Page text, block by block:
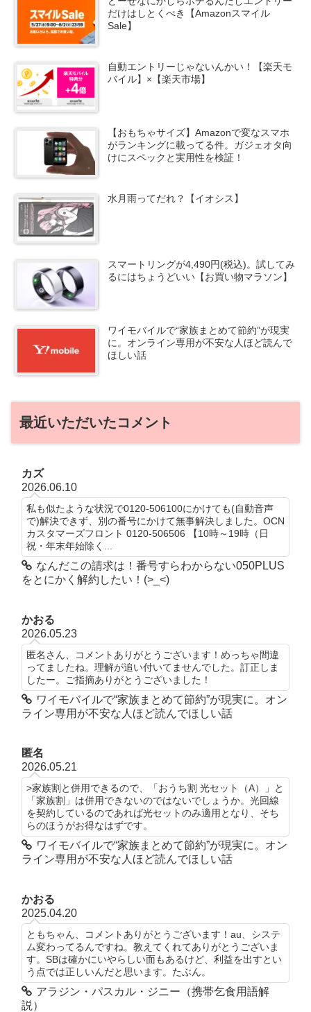
だけはしとくべき【Amazonスマイル
Sale】
自動エントリーじゃないんかい！【楽天モ
バイル】×【楽天市場】
【おもちゃサイズ】Amazonで変なスマホ
がランキングに載ってる件。ガジェオタ向
けにスペックと実用性を検証！
水月雨ってだれ？【イオシス】
スマートリングが4,490円(税込)。試してみ
るにはちょうどいい【お買い物マラソン】
ワイモバイルで“家族まとめて節約”が現実
に。オンライン専用が不安な人ほど読んで
ほしい話
最近いただいたコメント
カズ
2026.06.10
私も似たような状況で0120-506100にかけても(自動音声
で)解決できず、別の番号にかけて無事解決しました。OCN
カスタマーズフロント 0120-506506 【10時～19時（日
祝・年末年始除く...
なんだこの請求は！番号すらわからない050PLUS
をとにかく解約したい！(>_<)
かおる
2026.05.23
匿名さん、コメントありがとうございます！めっちゃ間違
ってましたね。理解が追い付いてませんでした。訂正しま
したー。ご指摘ありがとうございました！
ワイモバイルで“家族まとめて節約”が現実に。オン
ライン専用が不安な人ほど読んでほしい話
匿名
2026.05.21
>家族割と併用できるので、「おうち割 光セット（A）」と
「家族割」は併用できないのではないでしょうか。光回線
を契約しているのであれば光セットのみ適用となり、そち
らのほうがお得なはずです。
ワイモバイルで“家族まとめて節約”が現実に。オン
ライン専用が不安な人ほど読んでほしい話
かおる
2025.04.20
ともちゃん、コメントありがとうございます！au、システ
ム変わってるんですね。教えてくれてありがとうございま
す。SBは確かにいやらしい面もあるけど、利益を出すとい
う点では正しいんだと思います。たぶん。
アラジン・パスカル・ジニー（携帯乞食用語解
説）